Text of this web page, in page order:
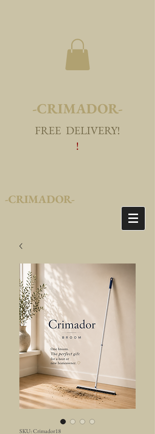
-CRIMADOR-
FREE DELIVERY!
!
-CRIMADOR-
SKU: Crimador18